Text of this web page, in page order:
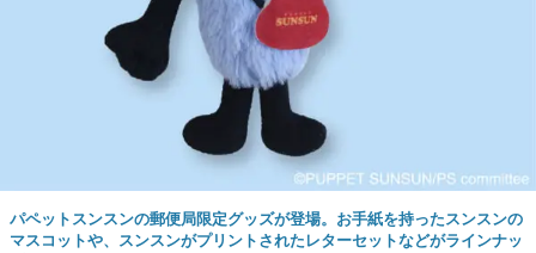
パペットスンスンの郵便局限定グッズが登場。お手紙を持ったスンスンの
マスコットや、スンスンがプリントされたレターセットなどがラインナッ